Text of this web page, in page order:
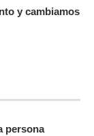
y cambiamos
persona